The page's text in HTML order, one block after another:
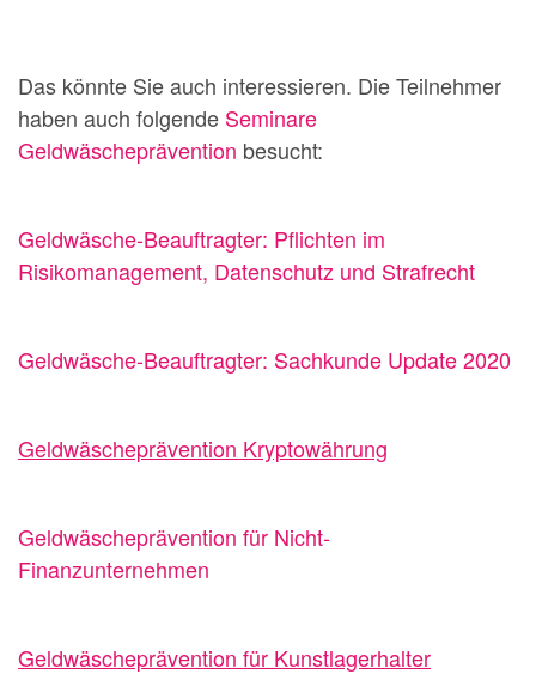
Das könnte Sie auch interessieren. Die Teilnehmer
haben auch folgende Seminare
Geldwäscheprävention besucht:
Geldwäsche-Beauftragter: Pflichten im
Risikomanagement, Datenschutz und Strafrecht
Geldwäsche-Beauftragter: Sachkunde Update 2020
Geldwäscheprävention Kryptowährung
Geldwäscheprävention für Nicht-
Finanzunternehmen
Geldwäscheprävention für Kunstlagerhalter